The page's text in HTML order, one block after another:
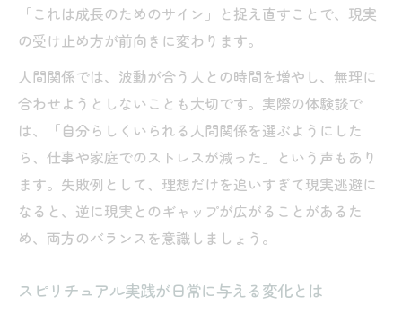
「これは成長のためのサイン」と捉え直すことで、現実
の受け止め方が前向きに変わります。
人間関係では、波動が合う人との時間を増やし、無理に
合わせようとしないことも大切です。実際の体験談で
は、「自分らしくいられる人間関係を選ぶようにした
ら、仕事や家庭でのストレスが減った」という声もあり
ます。失敗例として、理想だけを追いすぎて現実逃避に
なると、逆に現実とのギャップが広がることがあるた
め、両方のバランスを意識しましょう。
スピリチュアル実践が日常に与える変化とは